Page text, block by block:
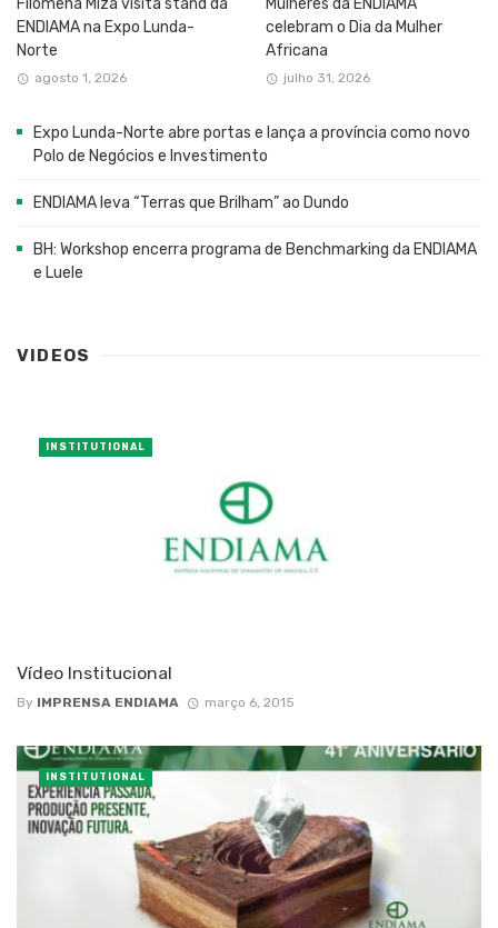
ENDIAMA na Expo Lunda-
Norte
agosto 1, 2026
celebram o Dia da Mulher
Africana
julho 31, 2026
Expo Lunda-Norte abre portas e lança a província como novo
Polo de Negócios e Investimento
ENDIAMA leva “Terras que Brilham” ao Dundo
BH: Workshop encerra programa de Benchmarking da ENDIAMA
e Luele
VIDEOS
Vídeo Institucional
By IMPRENSA ENDIAMA março 6, 2015
INSTITUTIONAL
INSTITUTIONAL